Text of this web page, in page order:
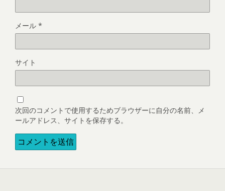
メール *
サイト
次回のコメントで使用するためブラウザーに自分の名前、メ
ールアドレス、サイトを保存する。